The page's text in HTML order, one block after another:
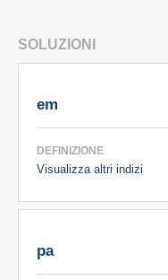
SOLUZIONI
em
DEFINIZIONE
Visualizza altri indizi
pa